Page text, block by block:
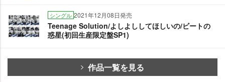
シングル 2021年12月08日発売
Teenage Solution/よしよししてほしいの/ビートの
惑星(初回生産限定盤SP1)
作品一覧を見る